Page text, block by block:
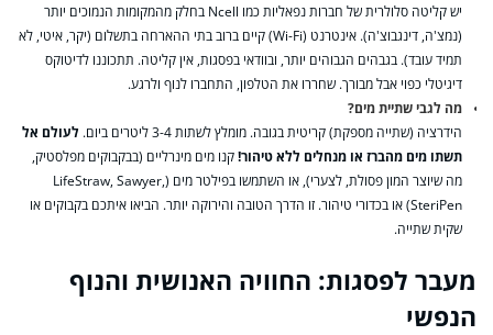
יש קליטה סלולרית של חברות נפאליות כמו Ncell בחלק מהמקומות הנמוכים יותר
(נמצ'ה, דינגבוצ'ה). אינטרנט (Wi-Fi) קיים ברוב בתי ההארחה בתשלום (יקר, איטי, לא
תמיד עובד). בגבהים הגבוהים יותר, ובוודאי בפסגות, אין קליטה. תתכוננו לדיטוקס
דיגיטלי כפוי אבל מבורך. שחררו את הטלפון, התחברו לנוף ולרגע.
מה לגבי שתיית מים?
הידרציה (שתייה מספקת) קריטית בגובה. מומלץ לשתות 3-4 ליטרים ביום.
לעולם אל
תשתו מים מהברז או מנחלים ללא טיהור!קנו מים מינרליים (בבקבוקים מפלסטיק,
מה שיוצר המון פסולת, לצערי), או השתמשו בפילטר מים (LifeStraw, Sawyer,
SteriPen) או בכדורי טיהור. זו הדרך הטובה והירוקה יותר. הביאו איתכם בקבוקים או
שקית שתייה.
מעבר לפסגות: החוויה האנושית והנוף
הנפשי